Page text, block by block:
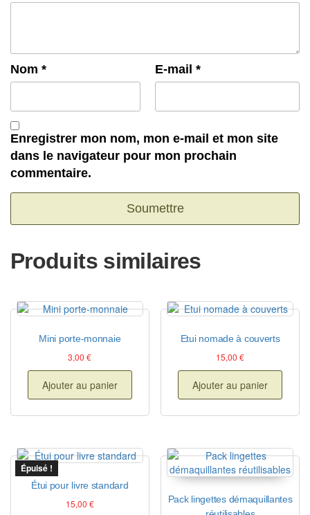
Nom * E-mail *
Enregistrer mon nom, mon e-mail et mon site
dans le navigateur pour mon prochain
commentaire.
Produits similaires
Mini porte-monnaie
3,00€
Ajouter au panier
Etui nomade à couverts
15,00€
Ajouter au panier
Épuisé !
Étui pour livre standard
15,00 €
Pack lingettes démaquillantes